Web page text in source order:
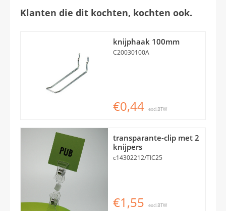
Klanten die dit kochten, kochten ook.
knijphaak 100mm
C20030100A
€0,44 excl.BTW
transparante-clip met 2
knijpers
c14302212/TIC25
€1,55 excl.BTW